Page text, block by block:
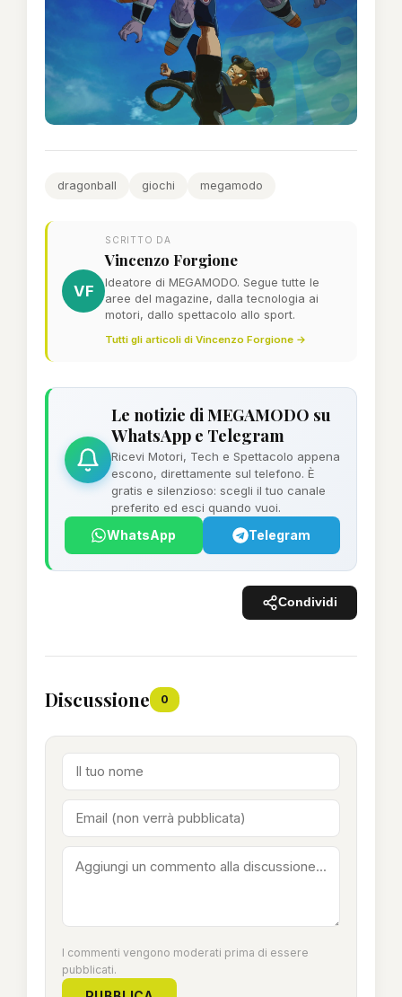
dragonball giochi megamodo
VF
SCRITTO DA
Vincenzo Forgione
Ideatore di MEGAMODO. Segue tutte le
aree del magazine, dalla tecnologia ai
motori, dallo spettacolo allo sport.
Tutti gli articoli di Vincenzo Forgione →
Le notizie di MEGAMODO su
WhatsApp e Telegram
Ricevi Motori, Tech e Spettacolo appena
escono, direttamente sul telefono. È
gratis e silenzioso: scegli il tuo canale
preferito ed esci quando vuoi.
WhatsApp Telegram
Condividi
Discussione 0
I commenti vengono moderati prima di essere
pubblicati.